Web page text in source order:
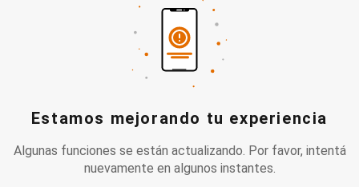
Estamos mejorando tu experiencia
Algunas funciones se están actualizando. Por favor, intentá
nuevamente en algunos instantes.